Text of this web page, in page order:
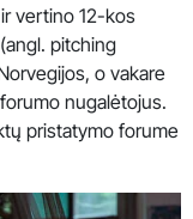
vertino 12-kos
pitching
o vakare
nugalėtojus.
pristatymo forume